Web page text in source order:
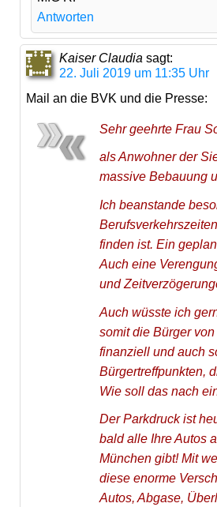
Antworten
Kaiser Claudia sagt:
22. Juli 2019 um 11:35 Uhr
Mail an die BVK und die Presse:
Sehr geehrte Frau
als Anwohner der
massive Bebauung
Ich beanstande
finden ist. Ein
Auch eine
und
Auch wüsste ich
somit die Bürger
finanziell und auch
Bürgertreffpunkten,
Wie soll das nach
Der Parkdruck ist
bald alle Ihre Autos
München gibt! Mit
diese enorme
Autos, Abgase,